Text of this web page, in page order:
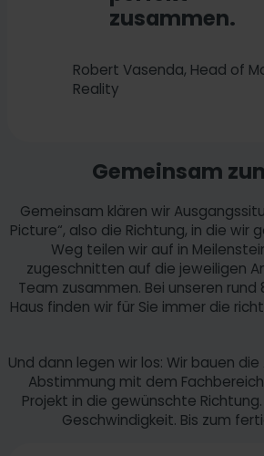
zusammen.
Robert Vasenda, Head of
Reality
Gemeinsam
Gemeinsam klären wir
Picture“, also die Richtung, in die wir
Weg teilen wir auf in
zugeschnitten auf die jeweiligen
Team zusammen. Bei unseren rund
Haus finden wir für Sie immer die
Und dann legen wir los: Wir bauen
Abstimmung mit dem
Projekt in die gewünschte
Geschwindigkeit. Bis zum